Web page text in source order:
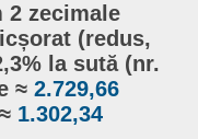
2 zecimale
(redus,
la sută (nr.
≈ 2.729,66
1.302,34